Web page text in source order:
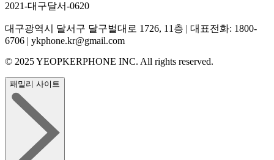
2021-대구달서-0620
대구광역시 달서구 달구벌대로 1726, 11층 | 대표전화: 1800-
6706 | ykphone.kr@gmail.com
© 2025 YEOPKERPHONE INC. All rights reserved.
패밀리 사이트